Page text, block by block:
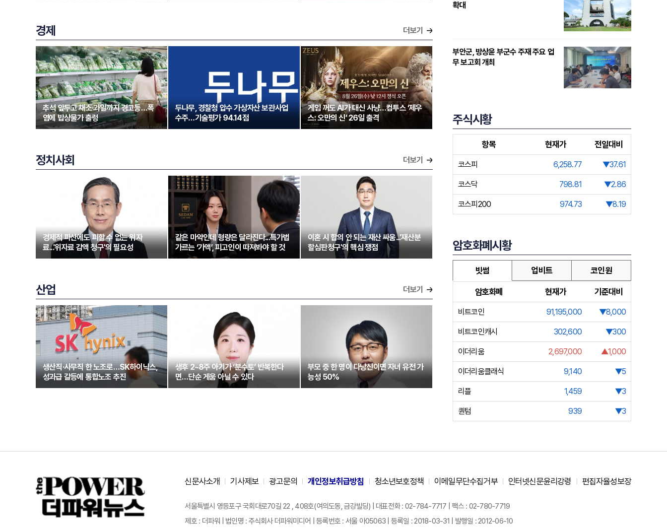
경제 더보기
추석 앞두고 채소·과일까지 경고등…폭
염에 밥상물가 출렁
두나무, 경찰청 압수 가상자산 보관사업
수주…기술평가 94.14점
게임 꺼도 AI가 대신 사냥…컴투스 ‘제우
스: 오만의 신’ 26일 출격
정치사회 더보기
경제적 파산에도 피할 수 없는 위자
료...'위자료 감액 청구'의 필요성
같은 마약인데 형량은 달라진다...특가법
가르는 ‘가액’, 피고인이 따져봐야 할 것
이혼 시 합의 안 되는 재산 싸움...'재산분
할심판청구'의 핵심 쟁점
산업 더보기
생산직·사무직 한 노조로…SK하이닉스,
성과급 갈등에 통합노조 추진
생후 2~8주 아기가 ‘분수토’ 반복한다
면…단순 게움 아닐 수 있다
부모 중 한 명이 다낭신이면 자녀 유전 가
능성 50%
확대
부안군, 방상윤 부군수 주재 주요 업
무 보고회 개최
주식시황
항목 현재가 전일대비
코스피 6,258.77 ▼37.61
코스닥 798.81 ▼2.86
코스피200 974.73 ▼8.19
암호화폐시황
빗썸 업비트 코인원
암호화폐 현재가 기준대비
비트코인 91,195,000 ▼8,000
비트코인캐시 302,600 ▼300
이더리움 2,697,000 ▲1,000
이더리움클래식 9,140 ▼5
리플 1,459 ▼3
퀀텀 939 ▼3
신문사소개 기사제보 광고문의 개인정보취급방침 청소년보호정책 이메일무단수집거부 인터넷신문윤리강령 편집자율성보장
서울특별시 영등포구 국회대로70길 22 , 408호(여의도동, 금강빌딩) | 대표전화 : 02-784-7717 | 팩스 : 02-780-7719
제호 : 더파워 | 법인명 : 주식회사 더파워미디어 | 등록번호 : 서울 아05063 | 등록일 : 2018-03-31 | 발행일 : 2012-06-10